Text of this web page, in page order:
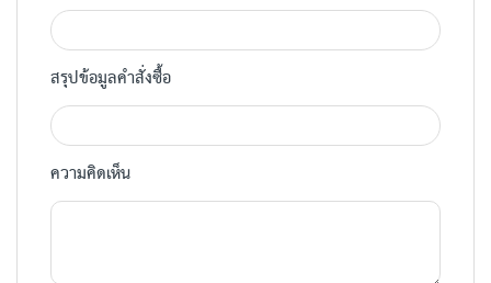
สรุปข้อมูลคำสั่งซื้อ
ความคิดเห็น